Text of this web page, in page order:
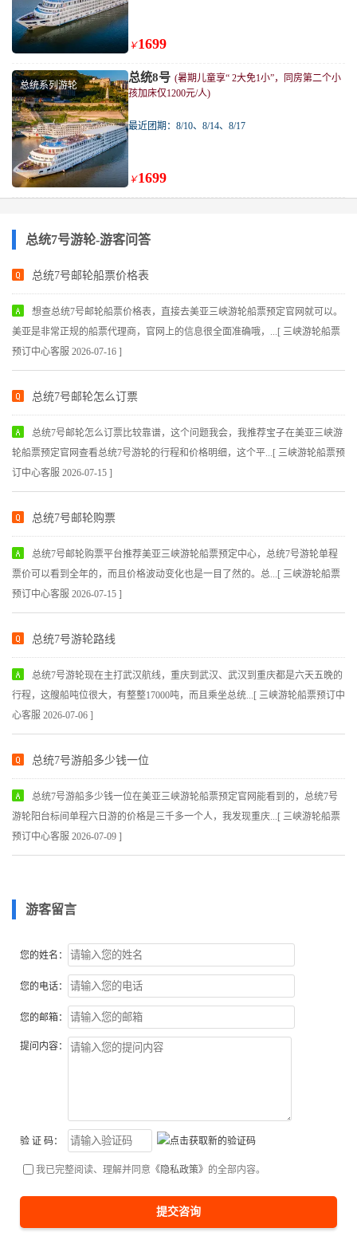
￥1699
总统系列游轮
总统8号 (暑期儿童享“ 2大免1小”，同房第二个小
孩加床仅1200元/人)
最近团期：8/10、8/14、8/17
￥1699
总统7号游轮-游客问答
总统7号邮轮船票价格表
想查总统7号邮轮船票价格表，直接去美亚三峡游轮船票预定官网就可以。
美亚是非常正规的船票代理商，官网上的信息很全面准确哦，...[ 三峡游轮船票
预订中心客服 2026-07-16 ]
总统7号邮轮怎么订票
总统7号邮轮怎么订票比较靠谱，这个问题我会，我推荐宝子在美亚三峡游
轮船票预定官网查看总统7号游轮的行程和价格明细，这个平...[ 三峡游轮船票预
订中心客服 2026-07-15 ]
总统7号邮轮购票
总统7号邮轮购票平台推荐美亚三峡游轮船票预定中心，总统7号游轮单程
票价可以看到全年的，而且价格波动变化也是一目了然的。总...[ 三峡游轮船票
预订中心客服 2026-07-15 ]
总统7号游轮路线
总统7号游轮现在主打武汉航线，重庆到武汉、武汉到重庆都是六天五晚的
行程，这艘船吨位很大，有整整17000吨，而且乘坐总统...[ 三峡游轮船票预订中
心客服 2026-07-06 ]
总统7号游船多少钱一位
总统7号游船多少钱一位在美亚三峡游轮船票预定官网能看到的，总统7号
游轮阳台标间单程六日游的价格是三千多一个人，我发现重庆...[ 三峡游轮船票
预订中心客服 2026-07-09 ]
游客留言
您的姓名：
您的电话：
您的邮箱：
提问内容：
验 证 码：
我已完整阅读、理解并同意 《隐私政策》 的全部内容。
提交咨询